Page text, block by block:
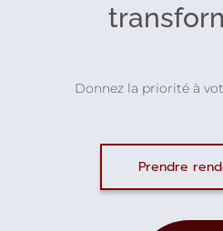
Donnez la priorité à
Prendre